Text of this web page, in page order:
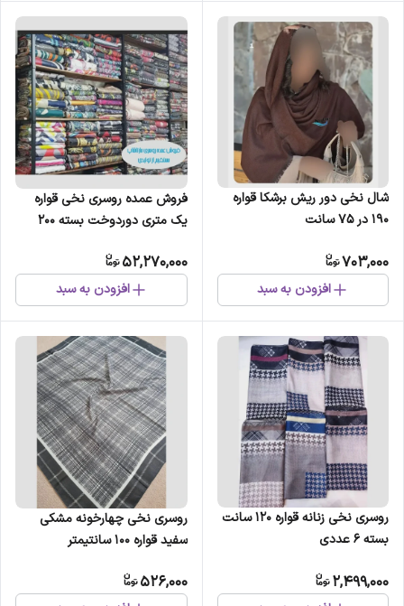
شال نخی دور ریش برشکا قواره
190 در 75 سانت
703,000
افزودن به سبد
فروش عمده روسری نخی قواره
یک متری دوردوخت بسته 200
52,270,000
افزودن به سبد
روسری نخی زنانه قواره 120 سانت
بسته 6 عددی
2,499,000
روسری نخی چهارخونه مشکی
سفید قواره 100 سانتیمتر
526,000